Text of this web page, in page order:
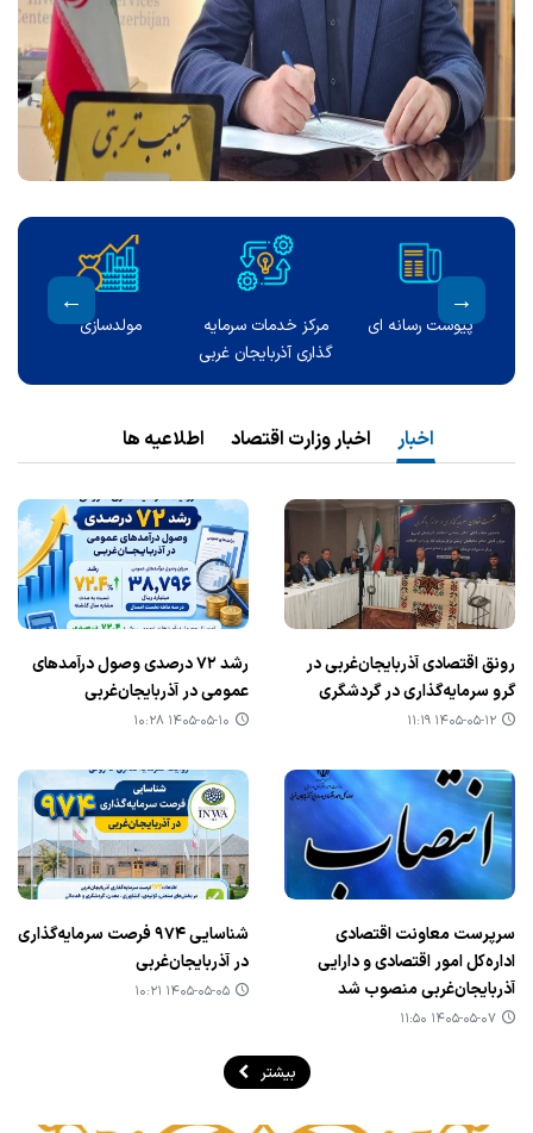
اطلاعیه ها درگاه ملی مجوزها ارتباط با مدیر کل
اخبار اخبار وزارت اقتصاد اطلاعیه ها
رونق اقتصادی آذربایجان‌غربی در
گرو سرمایه‌گذاری در گردشگری
۱۴۰۵-۰۵-۱۲ ۱۱:۱۹
رشد ٧٢ درصدی وصول درآمدهای
عمومی در آذربایجان‌غربی
۱۴۰۵-۰۵-۱۰ ۱۰:۲۸
سرپرست معاونت اقتصادی
اداره‌کل امور اقتصادی و دارایی
آذربایجان‌غربی منصوب شد
۱۴۰۵-۰۵-۰۷ ۱۱:۵۰
شناسایی ۹۷۴ فرصت سرمایه‌گذاری
در آذربایجان‌غربی
۱۴۰۵-۰۵-۰۵ ۱۰:۲۱
بیشتر